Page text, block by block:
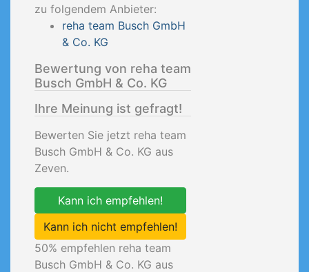
zu folgendem Anbieter:
reha team Busch GmbH
& Co. KG
Bewertung von reha team
Busch GmbH & Co. KG
Ihre Meinung ist gefragt!
Bewerten Sie jetzt reha team
Busch GmbH & Co. KG aus
Zeven.
Kann ich empfehlen!
Kann ich nicht empfehlen!
50% empfehlen reha team
Busch GmbH & Co. KG aus